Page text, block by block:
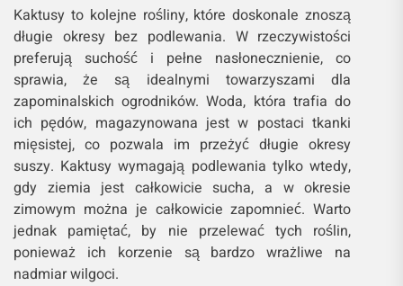
Kaktusy to kolejne rośliny, które doskonale znoszą
długie okresy bez podlewania. W rzeczywistości
preferują suchość i pełne nasłonecznienie, co
sprawia, że są idealnymi towarzyszami dla
zapominalskich ogrodników. Woda, która trafia do
ich pędów, magazynowana jest w postaci tkanki
mięsistej, co pozwala im przeżyć długie okresy
suszy. Kaktusy wymagają podlewania tylko wtedy,
gdy ziemia jest całkowicie sucha, a w okresie
zimowym można je całkowicie zapomnieć. Warto
jednak pamiętać, by nie przelewać tych roślin,
ponieważ ich korzenie są bardzo wrażliwe na
nadmiar wilgoci.